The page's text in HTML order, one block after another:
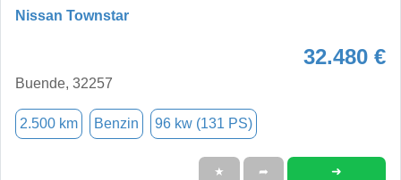
Nissan Townstar
32.480 €
Buende, 32257
2.500 km Benzin 96 kw (131 PS)
★ ➦ ➜